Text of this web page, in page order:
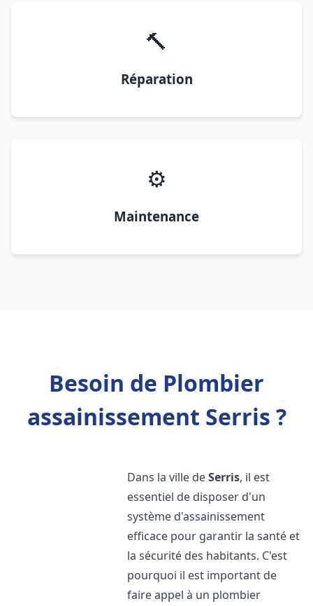
🔨
Réparation
⚙️
Maintenance
Besoin de Plombier
assainissement Serris ?
Dans la ville deSerris, il est
essentiel de disposer d'un
système d'assainissement
efficace pour garantir la santé et
la sécurité des habitants. C'est
pourquoi il est important de
faire appel à un plombier